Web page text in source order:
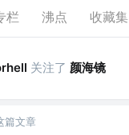
栏 沸点 收藏集
关注了 颜海镜
篇文章